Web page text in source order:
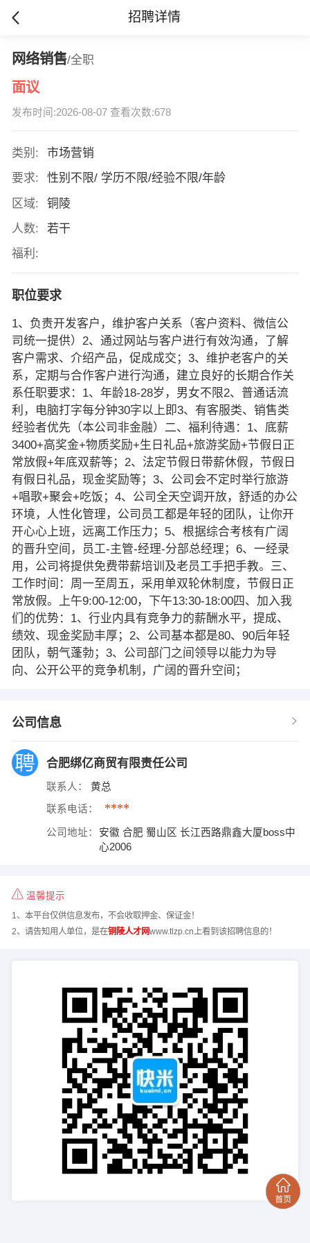
招聘详情
网络销售/全职
面议
发布时间:2026-08-07 查看次数:678
类别:
市场营销
要求:
性别不限/ 学历不限/经验不限/年龄
区域:
铜陵
人数:
若干
福利:
职位要求
1、负责开发客户，维护客户关系（客户资料、微信公
司统一提供）2、通过网站与客户进行有效沟通，了解
客户需求、介绍产品，促成成交；3、维护老客户的关
系，定期与合作客户进行沟通，建立良好的长期合作关
系任职要求：1、年龄18-28岁，男女不限2、普通话流
利，电脑打字每分钟30字以上即3、有客服类、销售类
经验者优先（本公司非金融）二、福利待遇：1、底薪
3400+高奖金+物质奖励+生日礼品+旅游奖励+节假日正
常放假+年底双薪等；2、法定节假日带薪休假，节假日
有假日礼品，现金奖励等；3、公司会不定时举行旅游
+唱歌+聚会+吃饭；4、公司全天空调开放，舒适的办公
环境，人性化管理，公司员工都是年轻的团队，让你开
开心心上班，远离工作压力；5、根据综合考核有广阔
的晋升空间，员工-主管-经理-分部总经理；6、一经录
用，公司将提供免费带薪培训及老员工手把手教。三、
工作时间：周一至周五，采用单双轮休制度，节假日正
常放假。上午9:00-12:00，下午13:30-18:00四、加入我
们的优势：1、行业内具有竞争力的薪酬水平，提成、
绩效、现金奖励丰厚；2、公司基本都是80、90后年轻
团队，朝气蓬勃；3、公司部门之间领导以能力为导
向、公开公平的竞争机制，广阔的晋升空间；
公司信息
合肥绑亿商贸有限责任公司
联系人： 黄总
联系电话： ****
公司地址：
安徽 合肥 蜀山区 长江西路鼎鑫大厦boss中
心2006
温馨提示
1、本平台仅供信息发布，不会收取押金、保证金！
2、请告知用人单位，是在铜陵人才网www.tlzp.cn上看到该招聘信息的！